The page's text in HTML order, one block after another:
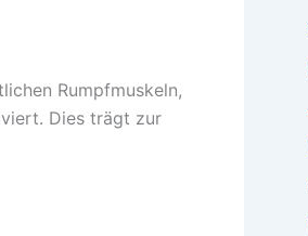
Rumpfmuskeln,
Dies trägt zur